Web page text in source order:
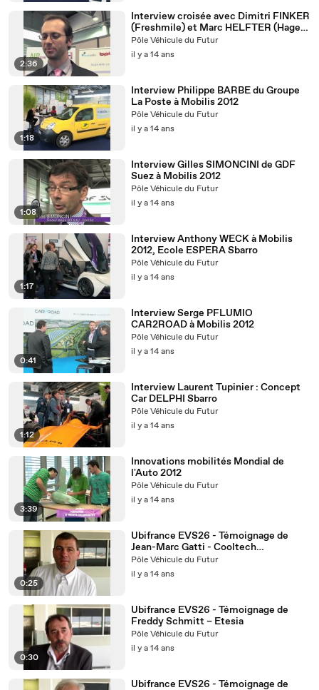
2:36
Interview croisée avec Dimitri FINKER
(Freshmile) et Marc HELFTER (Hager)
à Mobilis 2012
Pôle Véhicule du Futur
il y a 14 ans
1:18
Interview Philippe BARBE du Groupe
La Poste à Mobilis 2012
Pôle Véhicule du Futur
il y a 14 ans
1:08
Interview Gilles SIMONCINI de GDF
Suez à Mobilis 2012
Pôle Véhicule du Futur
il y a 14 ans
1:17
Interview Anthony WECK à Mobilis
2012, Ecole ESPERA Sbarro
Pôle Véhicule du Futur
il y a 14 ans
0:41
Interview Serge PFLUMIO
CAR2ROAD à Mobilis 2012
Pôle Véhicule du Futur
il y a 14 ans
1:12
Interview Laurent Tupinier : Concept
Car DELPHI Sbarro
Pôle Véhicule du Futur
il y a 14 ans
3:39
Innovations mobilités Mondial de
l'Auto 2012
Pôle Véhicule du Futur
il y a 14 ans
0:25
Ubifrance EVS26 - Témoignage de
Jean-Marc Gatti - Cooltech
Applications
Pôle Véhicule du Futur
il y a 14 ans
0:30
Ubifrance EVS26 - Témoignage de
Freddy Schmitt – Etesia
Pôle Véhicule du Futur
il y a 14 ans
Ubifrance EVS26 - Témoignage de